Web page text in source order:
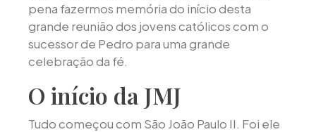
pena fazermos memória do início desta
grande reunião dos jovens católicos com o
sucessor de Pedro para uma grande
celebração da fé.
O início da JMJ
Tudo começou com São João Paulo II. Foi ele